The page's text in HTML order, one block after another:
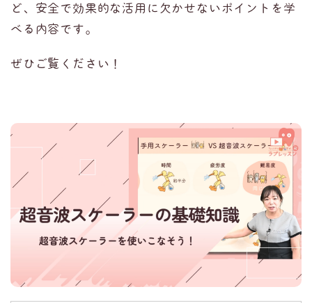
ど、安全で効果的な活用に欠かせないポイントを学
べる内容です。
ぜひご覧ください！